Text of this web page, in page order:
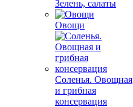
Зелень, салаты
Овощи
Соленья. Овощная
и грибная
консервация